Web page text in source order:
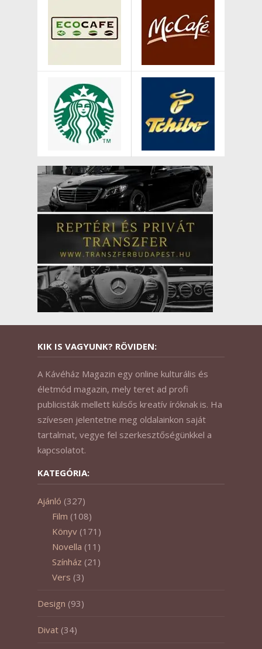
KIK IS VAGYUNK? RÖVIDEN:
A Kávéház Magazin egy online kulturális és
életmód magazin, mely teret ad profi
publicisták mellett külsős kreatív íróknak is. Ha
szívesen jelentetne meg oldalainkon saját
tartalmat, vegye fel szerkesztőségünkkel a
kapcsolatot.
KATEGÓRIA:
Ajánló (327)
Film (108)
Könyv (171)
Novella (11)
Színház (21)
Vers (3)
Design (93)
Divat (34)